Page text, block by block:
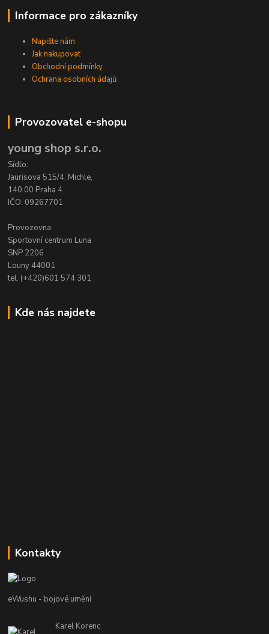
Informace pro zákazníky
Napište nám
Jak nakupovat
Obchodní podmínky
Ochrana osobních údajů
Provozovatel e-shopu
young shop s.r.o.
Sídlo:
Jaurisova 515/4, Michle,
140 00 Praha 4
IČO: 09267701
Provozovna:
Sportovní centrum Luna
SNP 2206
Louny 44001
tel. (+420)601 574 301
Kde nás najdete
Kontakty
eWushu - bojové umění
Karel Korenc